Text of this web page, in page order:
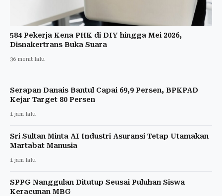
584 Pekerja Kena PHK di DIY hingga Mei 2026,
Disnakertrans Buka Suara
36 menit lalu
Serapan Danais Bantul Capai 69,9 Persen, BPKPAD
Kejar Target 80 Persen
1 jam lalu
Sri Sultan Minta AI Industri Asuransi Tetap Utamakan
Martabat Manusia
1 jam lalu
SPPG Nanggulan Ditutup Seusai Puluhan Siswa
Keracunan MBG